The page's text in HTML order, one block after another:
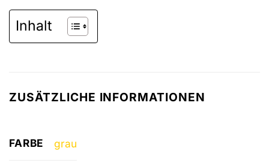
Inhalt
ZUSÄTZLICHE INFORMATIONEN
FARBE grau